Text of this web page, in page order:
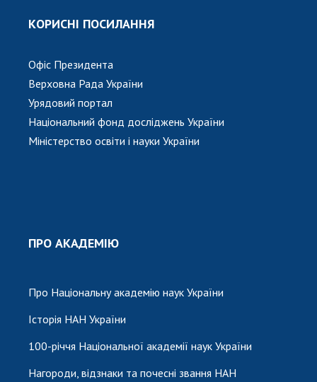
КОРИСНІ ПОСИЛАННЯ
Офіс Президента
Верховна Рада України
Урядовий портал
Національний фонд досліджень України
Міністерство освіти і науки України
ПРО АКАДЕМІЮ
Про Національну академію наук України
Історія НАН України
100-річчя Національної академії наук України
Нагороди, відзнаки та почесні звання НАН